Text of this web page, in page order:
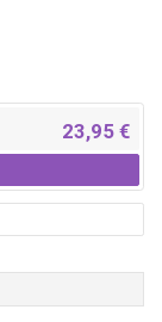
23,95 €